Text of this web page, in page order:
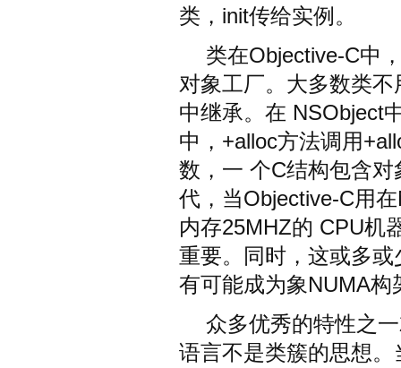
类，init传给实例。
类在Objective-C中
对象工厂。大多数类
中继承。在 NSObject
中，+alloc方法调用
数，一 个C结构包含
代，当Objective-C用
内存25MHZ的 CPU机
重要。同时，这或多
有可能成为象NUMA
众多优秀的特性之
语言不是类簇的思想